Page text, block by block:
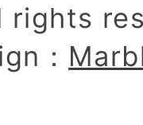
rights
：